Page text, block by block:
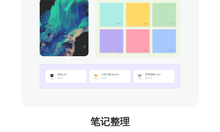
笔记整理